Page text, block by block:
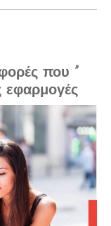
που ”
εφαρμογές